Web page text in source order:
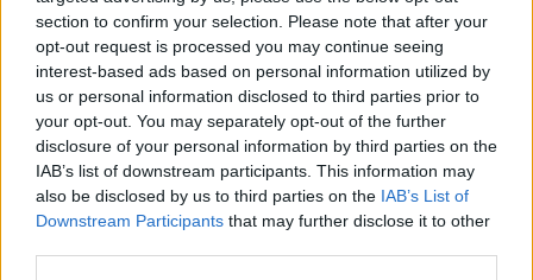
section to confirm your selection. Please note that after your
opt-out request is processed you may continue seeing
interest-based ads based on personal information utilized by
us or personal information disclosed to third parties prior to
your opt-out. You may separately opt-out of the further
disclosure of your personal information by third parties on the
IAB’s list of downstream participants. This information may
also be disclosed by us to third parties on the IAB’s List of
Downstream Participants that may further disclose it to other
НАЈЧИТАНИ ВО ПОСЛЕДНИ 7 ДЕНА
Ахмети кажа што го мачи:
СЛУШАМ, САКААТ ДА СЕ СУДИ
ЗА ВОЕНИТЕ ЗЛОСТРОСТВА НА
ИСТОРИСКО ОБЕДИНУВАЊЕ НА